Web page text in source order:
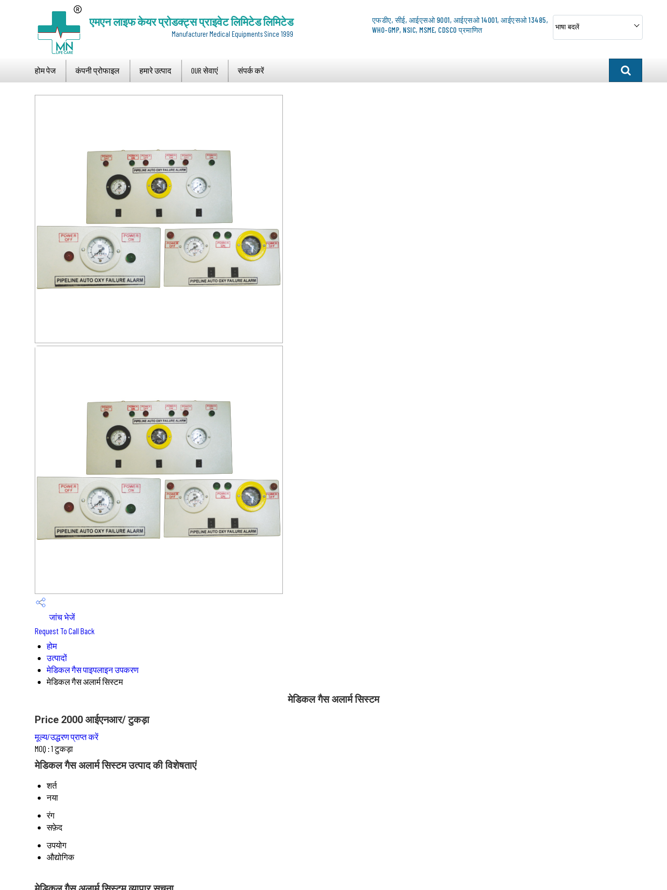
एमएन लाइफ केयर प्रोडक्ट्स प्राइवेट लिमिटेड लिमिटेड
Manufacturer Medical Equipments Since 1999
भाषा बदलें
एफडीए, सीई, आईएसओ 9001, आईएसओ 14001, आईएसओ 13485,
WHO-GMP, NSIC, MSME, CDSCO प्रमाणित
होम पेज कंपनी प्रोफाइल हमारे उत्पाद OUR सेवाएं संपर्क करें
जांच भेजें
Request To Call Back
होम
उत्पादों
मेडिकल गैस पाइपलाइन उपकरण
मेडिकल गैस अलार्म सिस्टम
मेडिकल गैस अलार्म सिस्टम
Price 2000 आईएनआर/ टुकड़ा
मूल्य/उद्धरण प्राप्त करें
MOQ :1 टुकड़ा
मेडिकल गैस अलार्म सिस्टम उत्पाद की विशेषताएं
शर्त
नया
रंग
सफ़ेद
उपयोग
औद्योगिक